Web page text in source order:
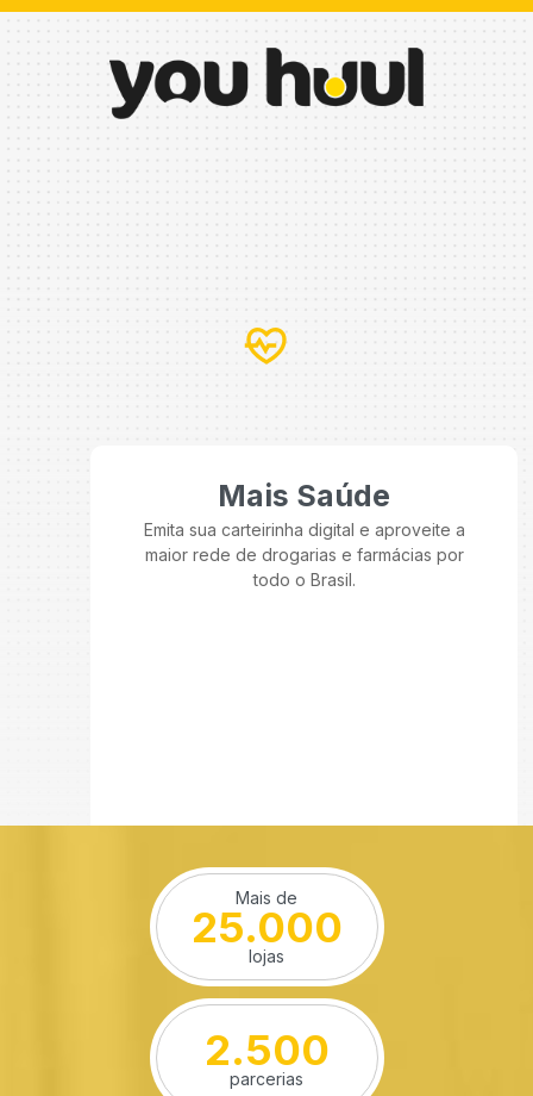
Mais Saúde
Emita sua carteirinha digital e aproveite a
maior rede de drogarias e farmácias por
todo o Brasil.
Mais de
25.000
lojas
2.500
parcerias